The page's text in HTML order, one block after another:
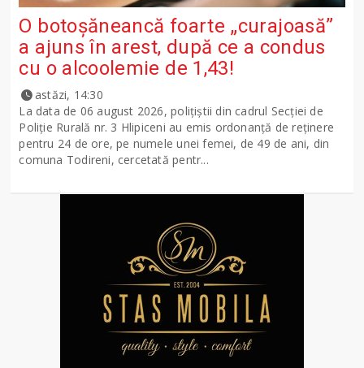
O botoșăneancă foarte „curajoasă”
a ajuns în arest, după ce a condus
cu o alcoolemie de 1,43!
astăzi, 14:30
La data de 06 august 2026, polițiștii din cadrul Secției de
Poliție Rurală nr. 3 Hlipiceni au emis ordonanță de reținere
pentru 24 de ore, pe numele unei femei, de 49 de ani, din
comuna Todireni, cercetată pentr...